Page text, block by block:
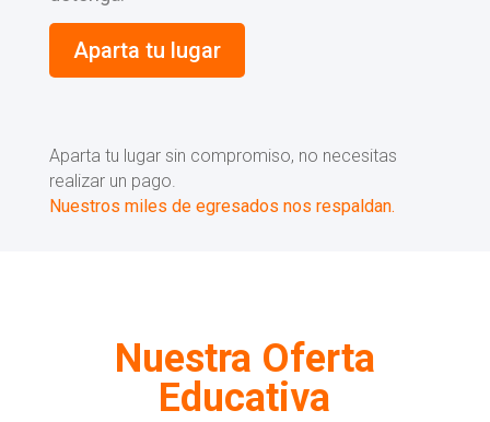
Aparta tu lugar
Aparta tu lugar sin compromiso, no necesitas
realizar un pago.
Nuestros miles de egresados nos respaldan.
Nuestra Oferta
Educativa